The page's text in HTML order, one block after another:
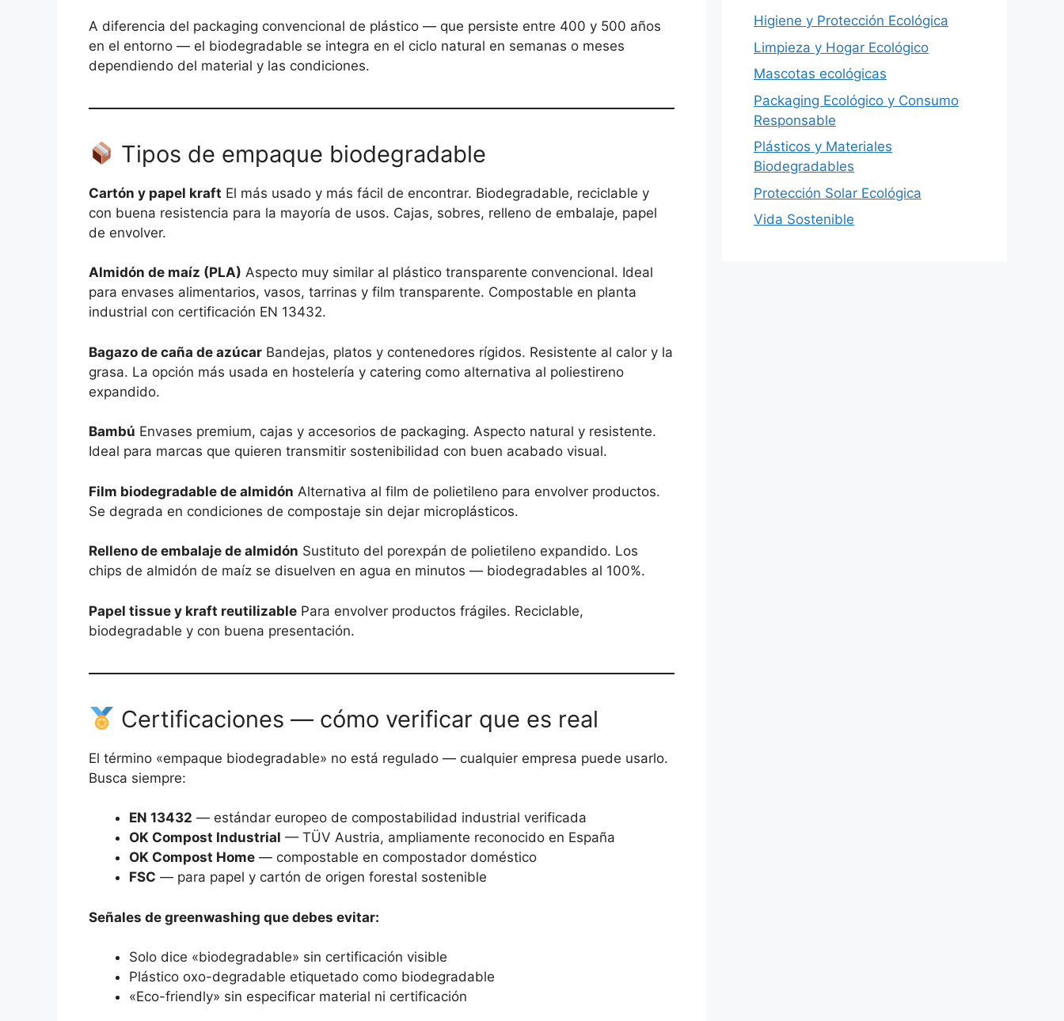
A diferencia del packaging convencional de plástico — que persiste entre 400 y 500 años
en el entorno — el biodegradable se integra en el ciclo natural en semanas o meses
dependiendo del material y las condiciones.
Tipos de empaque biodegradable
Cartón y papel kraft El más usado y más fácil de encontrar. Biodegradable, reciclable y
con buena resistencia para la mayoría de usos. Cajas, sobres, relleno de embalaje, papel
de envolver.
Almidón de maíz (PLA) Aspecto muy similar al plástico transparente convencional. Ideal
para envases alimentarios, vasos, tarrinas y film transparente. Compostable en planta
industrial con certificación EN 13432.
Bagazo de caña de azúcar Bandejas, platos y contenedores rígidos. Resistente al calor y la
grasa. La opción más usada en hostelería y catering como alternativa al poliestireno
expandido.
Bambú Envases premium, cajas y accesorios de packaging. Aspecto natural y resistente.
Ideal para marcas que quieren transmitir sostenibilidad con buen acabado visual.
Film biodegradable de almidón Alternativa al film de polietileno para envolver productos.
Se degrada en condiciones de compostaje sin dejar microplásticos.
Relleno de embalaje de almidón Sustituto del porexpán de polietileno expandido. Los
chips de almidón de maíz se disuelven en agua en minutos — biodegradables al 100%.
Papel tissue y kraft reutilizable Para envolver productos frágiles. Reciclable,
biodegradable y con buena presentación.
Certificaciones — cómo verificar que es real
El término «empaque biodegradable» no está regulado — cualquier empresa puede usarlo.
Busca siempre:
EN 13432 — estándar europeo de compostabilidad industrial verificada
OK Compost Industrial — TÜV Austria, ampliamente reconocido en España
OK Compost Home — compostable en compostador doméstico
FSC — para papel y cartón de origen forestal sostenible
Señales de greenwashing que debes evitar:
Solo dice «biodegradable» sin certificación visible
Plástico oxo-degradable etiquetado como biodegradable
«Eco-friendly» sin especificar material ni certificación
Higiene y Protección Ecológica
Limpieza y Hogar Ecológico
Mascotas ecológicas
Packaging Ecológico y Consumo
Responsable
Plásticos y Materiales
Biodegradables
Protección Solar Ecológica
Vida Sostenible